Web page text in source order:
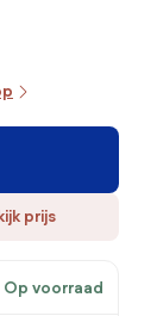
prijs
Op voorraad